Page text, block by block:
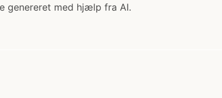
genereret med hjælp fra AI.